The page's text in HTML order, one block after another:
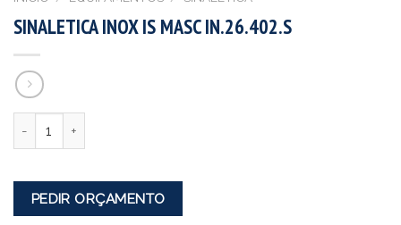
SINALETICA INOX IS MASC IN.26.402.S
PEDIR ORÇAMENTO